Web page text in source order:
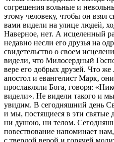
согрешения вольные и
этому человеку, чтобы он
вами видели на улице людей,
Наверное, нет. А исцеленный
недавно несли его друзья на
свидетельство о своем
видели, что Милосердный
вере его добрых друзей. Что
апостол и евангелист Марк,
прославляли Бога, говоря:
видели». Не видели такого и
увидим. В сегодняшний день
и мы, постящиеся в эти святые
ни душою, ни телом.
повествование напоминает
с твердой верой и горячей